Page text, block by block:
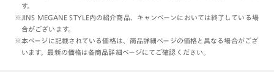
す。
※JINS MEGANE STYLE内の紹介商品、キャンペーンにおいては終了している場
合がございます。
※本ページに記載されている価格は、商品詳細ページの価格と異なる場合がござ
います。最新の価格は各商品詳細ページにてご確認ください。